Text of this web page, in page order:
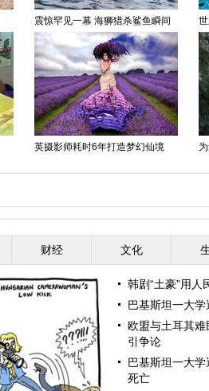
道，直接冲进鲨鱼池
名男女裸体乘过山车
触目惊心，亚马孙雨
财经 文化
韩剧“土豪”用
巴基斯坦一大
欧盟与土耳其
引争论
巴基斯坦一大
死亡